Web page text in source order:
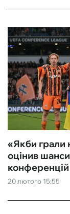
20 лютого 15:55
«Якби грали
оцінив
конференцій